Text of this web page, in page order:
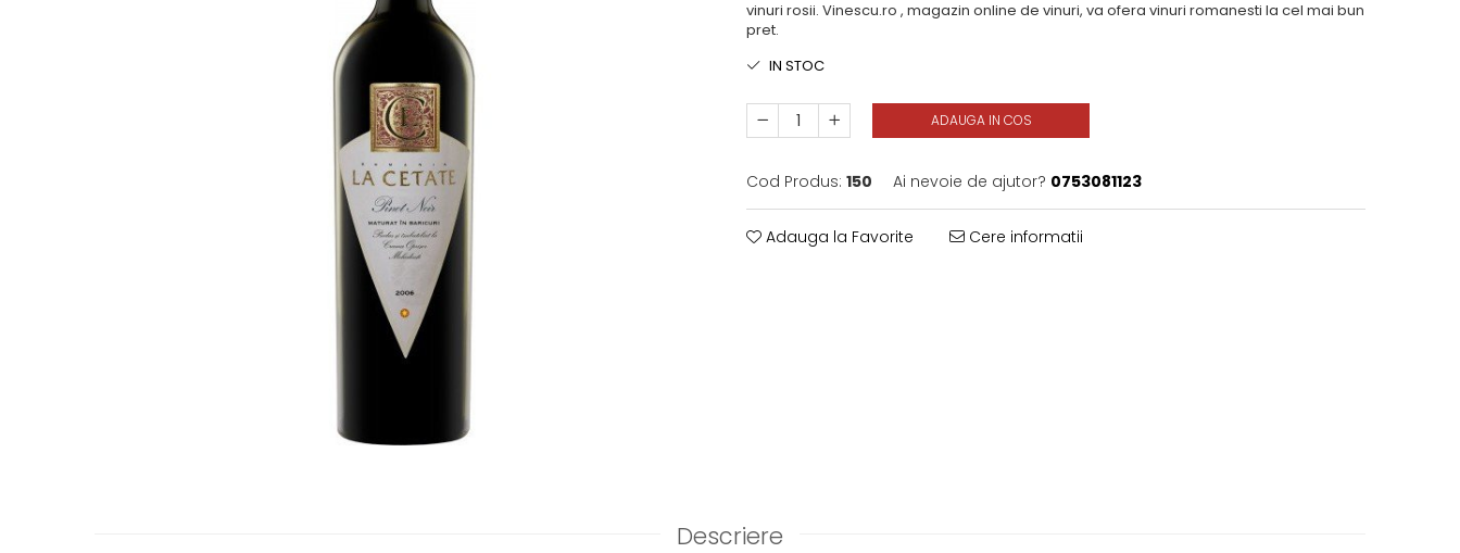
vinuri rosii. Vinescu.ro , magazin online de vinuri, va ofera vinuri romanesti la cel mai bun
pret.
IN STOC
ADAUGA IN COS
Cod Produs: 150 Ai nevoie de ajutor? 0753081123
Adauga la Favorite Cere informatii
Descriere